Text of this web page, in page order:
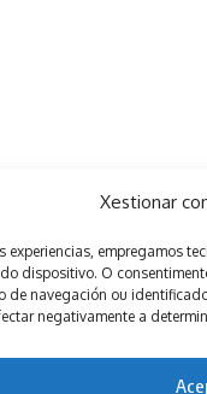
Xestionar
experiencias, empregamos
dispositivo. O
de navegación ou
negativamente a